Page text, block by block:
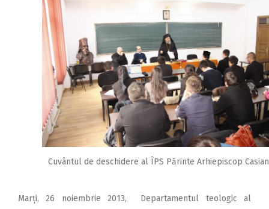
Cuvântul de deschidere al ÎPS Părinte Arhiepiscop Casian
Marți, 26 noiembrie 2013, Departamentul teologic al